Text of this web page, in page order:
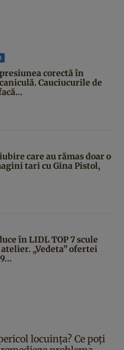
corectă în
Cauciucurile de
care au rămas doar o
tari cu Gina Pistol,
în LIDL TOP 7 scule
„Vedeta” ofertei
locuința? Ce poți